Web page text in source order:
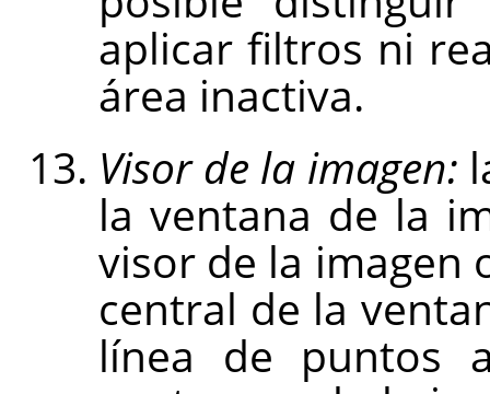
aplicar filtros ni
área inactiva.
Visor de la imagen:
la ventana de la
visor de la imagen
central de la
línea de puntos